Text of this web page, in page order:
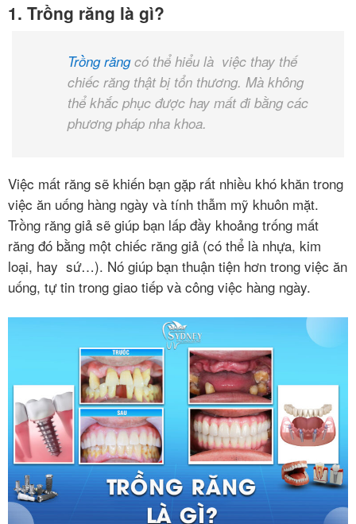
Niềng
răng
Hàn
răng
Nhổ
Tẩy
trắng
răng
Trồng
implant
Răng
thẩm
mỹ
BẢNG
GIÁ
1. Trồng răng là gì?
Trồng răngcó thể hiểu là việc thay thế
chiếc răng thật bị tổn thương. Mà không
thể khắc phục được hay mất đi bằng các
phương pháp nha khoa.
Việc mất răng sẽ khiến bạn gặp rất nhiều khó khăn trong
việc ăn uống hàng ngày và tính thẫm mỹ khuôn mặt.
Trồng răng giả sẽ giúp bạn lấp đầy khoảng trống mất
răng đó bằng một chiếc răng giả (có thể là nhựa, kim
loại, hay sứ…). Nó giúp bạn thuận tiện hơn trong việc ăn
uống, tự tin trong giao tiếp và công việc hàng ngày.